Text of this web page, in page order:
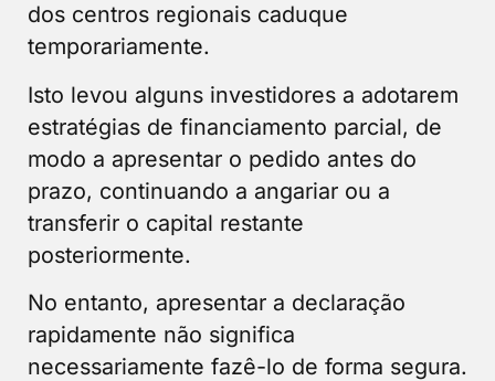
dos centros regionais caduque
temporariamente.
Isto levou alguns investidores a adotarem
estratégias de financiamento parcial, de
modo a apresentar o pedido antes do
prazo, continuando a angariar ou a
transferir o capital restante
posteriormente.
No entanto, apresentar a declaração
rapidamente não significa
necessariamente fazê-lo de forma segura.